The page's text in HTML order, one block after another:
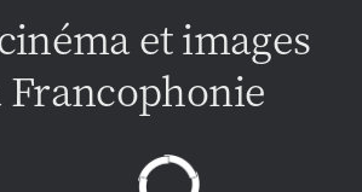
et images
Francophonie